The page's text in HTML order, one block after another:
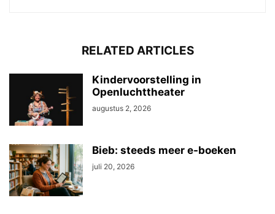
RELATED ARTICLES
Kindervoorstelling in
Openluchttheater
augustus 2, 2026
Bieb: steeds meer e-boeken
juli 20, 2026